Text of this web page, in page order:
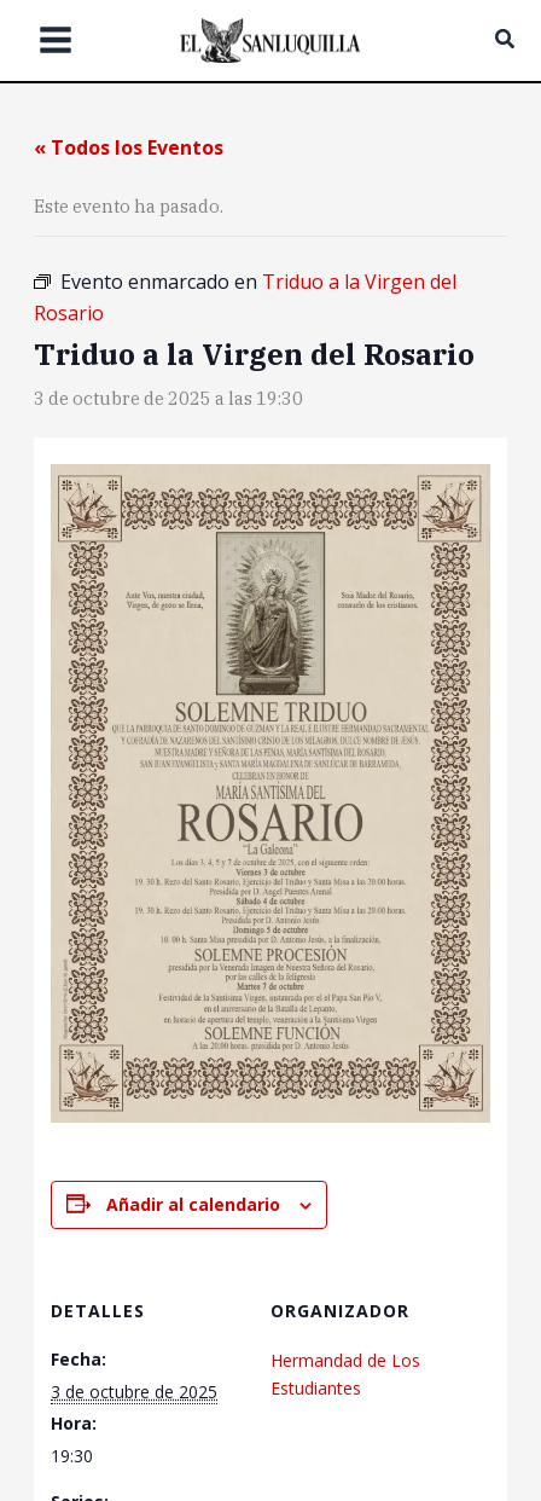
« Todos los Eventos
Este evento ha pasado.
Evento enmarcado en Triduo a la Virgen del
Rosario
Triduo a la Virgen del Rosario
3 de octubre de 2025 a las 19:30
Añadir al calendario
DETALLES
Fecha:
3 de octubre de 2025
Hora:
19:30
ORGANIZADOR
Hermandad de Los
Estudiantes